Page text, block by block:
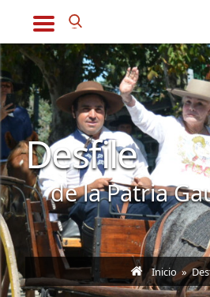
Desfile
de la Patria
Inicio»